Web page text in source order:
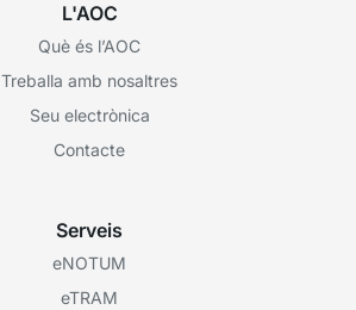
L'AOC
Què és l’AOC
Treballa amb nosaltres
Seu electrònica
Contacte
Serveis
eNOTUM
eTRAM